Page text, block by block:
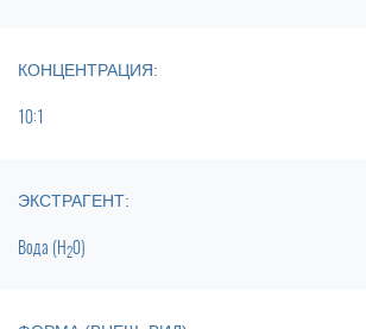
КОНЦЕНТРАЦИЯ:
10:1
ЭКСТРАГЕНТ:
Вода (H20)